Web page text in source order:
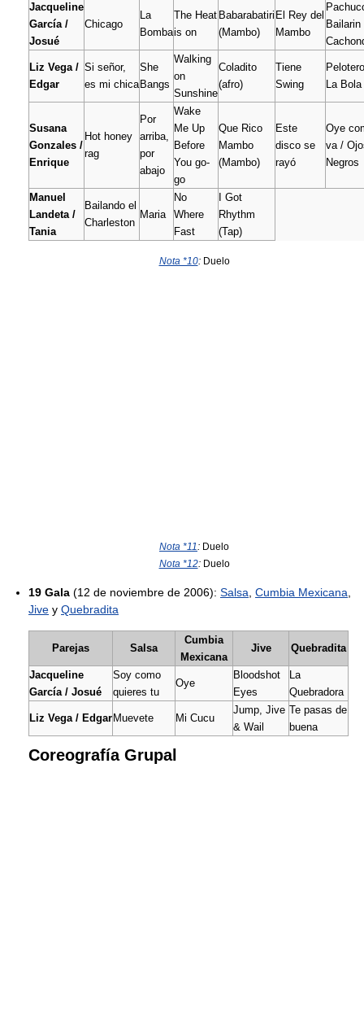
Jacqueline
García /
Josué
Chicago
La
Bomba
The Heat
is on
Babarabatiri
(Mambo)
El Rey del
Mambo
Bailarin
Liz Vega /
Edgar
Si señor,
es mi chica
She
Bangs
Walking
on
Sunshine
Coladito
(afro)
Tiene
Swing
La Bola
Susana
Gonzales /
Enrique
Hot honey
rag
Por
arriba,
por
abajo
Wake
Me Up
Before
You go-
go
Que Rico
Mambo
(Mambo)
Este
disco se
rayó
Oye
va /
Negros
Manuel
Landeta /
Tania
Bailando el
Charleston
Maria
No
Where
Fast
I Got
Rhythm
(Tap)
Nota *10:Duelo
Nota *11 : Duelo
Nota *12:Duelo
19 Gala (12 de noviembre de 2006): Salsa Cumbia Mexicana
Jive y Quebradita
Parejas Salsa
Cumbia
Mexicana
Jive Quebradita
Jacqueline
García / Josué
Soy como
quieres tu
Oye
Bloodshot
Eyes
La
Quebradora
Liz Vega / EdgarMuevete Mi Cucu
Jump, Jive
& Wail
Te pasas de
buena
Coreografía Grupal